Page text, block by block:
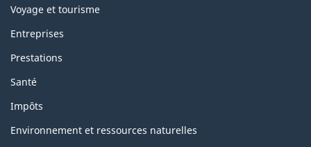
Voyage et tourisme
Entreprises
Prestations
Santé
Impôts
Environnement et ressources naturelles